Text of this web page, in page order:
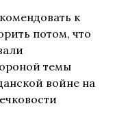
к
потом, что
темы
войне на